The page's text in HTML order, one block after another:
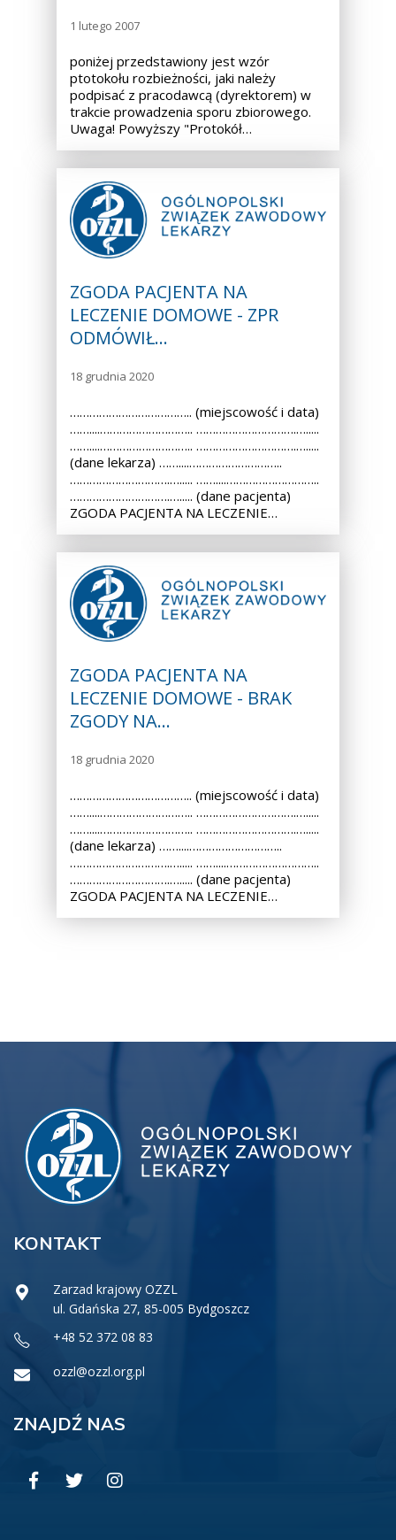
1 lutego 2007
poniżej przedstawiony jest wzór
ptotokołu rozbieżności, jaki należy
podpisać z pracodawcą (dyrektorem) w
trakcie prowadzenia sporu zbiorowego.
Uwaga! Powyższy "Protokół…
ZGODA PACJENTA NA
LECZENIE DOMOWE - ZPR
ODMÓWIŁ…
18 grudnia 2020
……………………………….. (miejscowość i data)
……....……………………….. ………………………….….....
……....……………………….. ………………………….….....
(dane lekarza) ……....………………………..
………………………….…..... ……....………………………..
………………………….…..... (dane pacjenta)
ZGODA PACJENTA NA LECZENIE…
ZGODA PACJENTA NA
LECZENIE DOMOWE - BRAK
ZGODY NA…
18 grudnia 2020
……………………………….. (miejscowość i data)
……....……………………….. ………………………….….....
……....……………………….. ………………………….….....
(dane lekarza) ……....………………………..
………………………….…..... ……....………………………..
………………………….…..... (dane pacjenta)
ZGODA PACJENTA NA LECZENIE…
KONTAKT
Zarzad krajowy OZZL
ul. Gdańska 27, 85-005 Bydgoszcz
+48 52 372 08 83
ozzl@ozzl.org.pl
ZNAJDŹ NAS